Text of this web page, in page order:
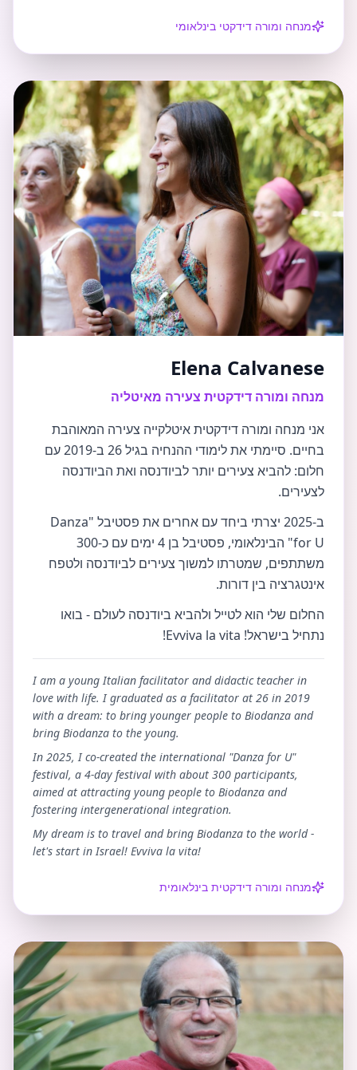
מנחה ומורה דידקטי בינלאומי
Elena Calvanese
מנחה ומורה דידקטית צעירה מאיטליה
אני מנחה ומורה דידקטית איטלקייה צעירה המאוהבת
בחיים. סיימתי את לימודי ההנחיה בגיל 26 ב-2019 עם
חלום: להביא צעירים יותר לביודנסה ואת הביודנסה
לצעירים.
ב-2025 יצרתי ביחד עם אחרים את פסטיבל "Danza
for U" הבינלאומי, פסטיבל בן 4 ימים עם כ-300
משתתפים, שמטרתו למשוך צעירים לביודנסה ולטפח
אינטגרציה בין דורות.
החלום שלי הוא לטייל ולהביא ביודנסה לעולם - בואו
נתחיל בישראל! Evviva la vita!
I am a young Italian facilitator and didactic teacher in
love with life. I graduated as a facilitator at 26 in 2019
with a dream: to bring younger people to Biodanza and
bring Biodanza to the young.
In 2025, I co-created the international "Danza for U"
festival, a 4-day festival with about 300 participants,
aimed at attracting young people to Biodanza and
fostering intergenerational integration.
My dream is to travel and bring Biodanza to the world -
let's start in Israel! Evviva la vita!
מנחה ומורה דידקטית בינלאומית